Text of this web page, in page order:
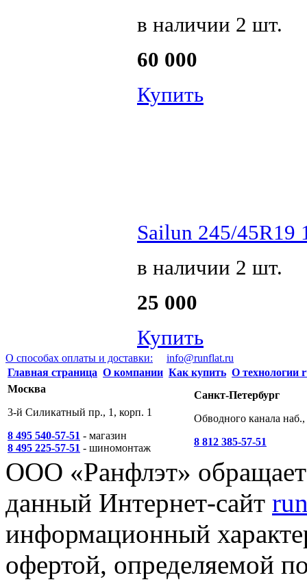
в наличии 2 шт.
60 000
Купить
Sailun 245/45R19
в наличии 2 шт.
25 000
Купить
О способах оплаты и доставки:
info@runflat.ru
Главная страница О компании Как купить О технологии
Москва
3-й Силикатный пр., 1, корп. 1
8 495 540-57-51 - магазин
8 495 225-57-51 - шиномонтаж
Санкт-Петербург
Обводного канала
8 812 385-57-51
ООО «Ранфлэт»
данный Интернет-сайт
информационный
офертой, определяемой